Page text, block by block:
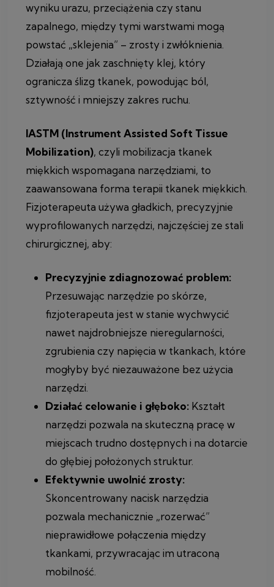
wyniku urazu, przeciążenia czy stanu
zapalnego, między tymi warstwami mogą
powstać „sklejenia” – zrosty i zwłóknienia.
Działają one jak zaschnięty klej, który
ogranicza ślizg tkanek, powodując ból,
sztywność i mniejszy zakres ruchu.
IASTM (Instrument Assisted Soft Tissue
Mobilization), czyli mobilizacja tkanek
miękkich wspomagana narzędziami, to
zaawansowana forma terapii tkanek miękkich.
Fizjoterapeuta używa gładkich, precyzyjnie
wyprofilowanych narzędzi, najczęściej ze stali
chirurgicznej, aby:
Precyzyjnie zdiagnozować problem:
Przesuwając narzędzie po skórze,
fizjoterapeuta jest w stanie wychwycić
nawet najdrobniejsze nieregularności,
zgrubienia czy napięcia w tkankach, które
mogłyby być niezauważone bez użycia
narzędzi.
Działać celowanie i głęboko: Kształt
narzędzi pozwala na skuteczną pracę w
miejscach trudno dostępnych i na dotarcie
do głębiej położonych struktur.
Efektywnie uwolnić zrosty:
Skoncentrowany nacisk narzędzia
pozwala mechanicznie „rozerwać”
nieprawidłowe połączenia między
tkankami, przywracając im utraconą
mobilność.